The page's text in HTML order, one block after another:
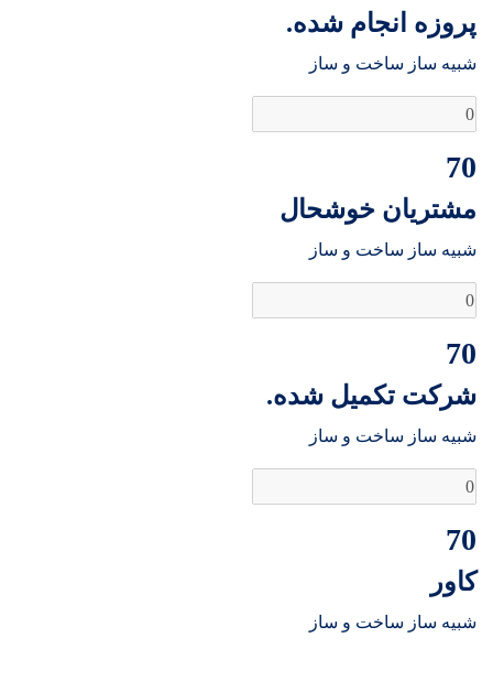
پروزه انجام شده.
شبیه ساز ساخت و ساز
70
مشتریان خوشحال
شبیه ساز ساخت و ساز
70
شرکت تکمیل شده.
شبیه ساز ساخت و ساز
70
کاور
شبیه ساز ساخت و ساز